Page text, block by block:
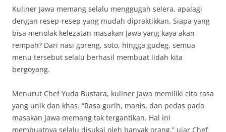
Kuliner Jawa memang selalu menggugah selera, apalagi
dengan resep-resep yang mudah dipraktikkan. Siapa yang
bisa menolak kelezatan masakan Jawa yang kaya akan
rempah? Dari nasi goreng, soto, hingga gudeg, semua
menu tersebut selalu berhasil membuat lidah kita
bergoyang.
Menurut Chef Yuda Bustara, kuliner Jawa memiliki cita rasa
yang unik dan khas. “Rasa gurih, manis, dan pedas pada
masakan Jawa memang tak tergantikan. Hal ini
membuatnya selalu disukai oleh banyak orang,” ujar Chef